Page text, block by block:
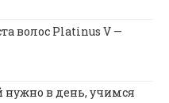
волос Platinus V —
нужно в день, учимся